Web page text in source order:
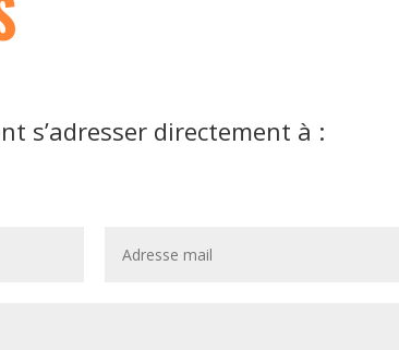
s’adresser directement à :